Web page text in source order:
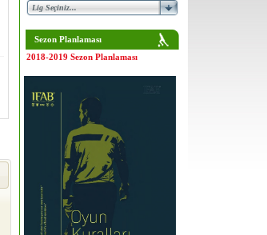
Sezon Planlaması
2018-2019 Sezon Planlaması